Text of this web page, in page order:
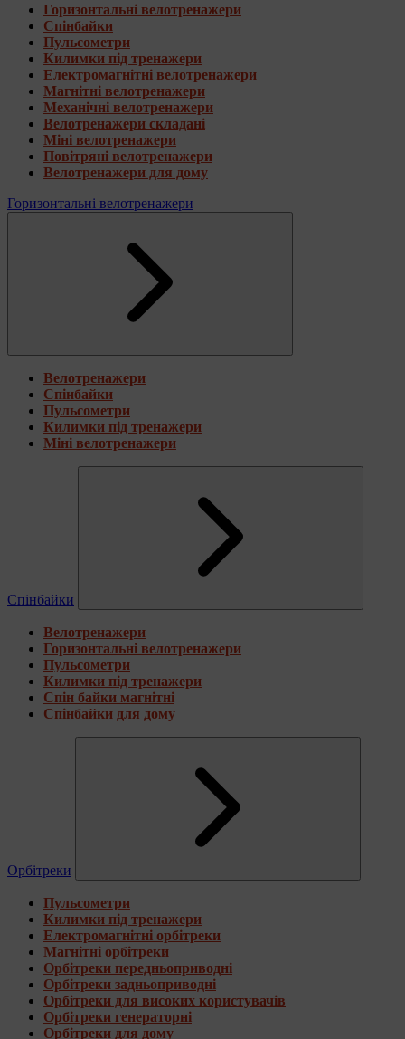
Горизонтальні велотренажери
Спінбайки
Пульсометри
Килимки під тренажери
Електромагнітні велотренажери
Магнітні велотренажери
Механічні велотренажери
Велотренажери складані
Міні велотренажери
Повітряні велотренажери
Велотренажери для дому
Горизонтальні велотренажери
Велотренажери
Спінбайки
Пульсометри
Килимки під тренажери
Міні велотренажери
Спінбайки
Велотренажери
Горизонтальні велотренажери
Пульсометри
Килимки під тренажери
Спін байки магнітні
Спінбайки для дому
Орбітреки
Пульсометри
Килимки під тренажери
Електромагнітні орбітреки
Магнітні орбітреки
Орбітреки передньоприводні
Орбітреки задньоприводні
Орбітреки для високих користувачів
Орбітреки генераторні
Орбітреки для дому